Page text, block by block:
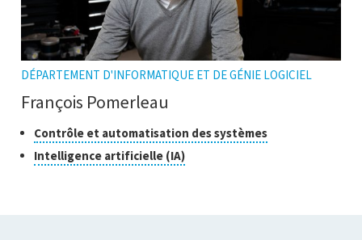
DÉPARTEMENT D'INFORMATIQUE ET DE GÉNIE LOGICIEL
François Pomerleau
Classes
de
recherche
Contrôle et automatisation des systèmesCliquer
Intelligence artificielle (IA)Cliquer